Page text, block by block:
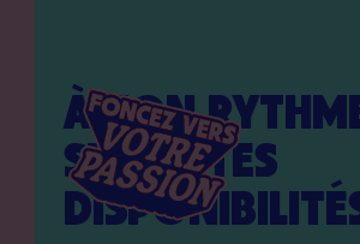
À TON
SELON TES